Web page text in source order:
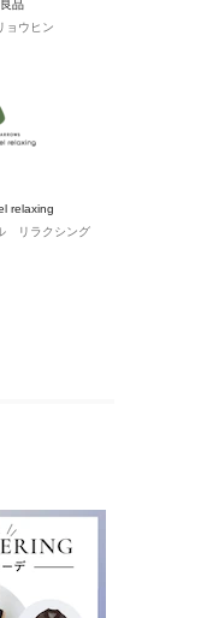
品
ョウヒン
relaxing
リラクシング